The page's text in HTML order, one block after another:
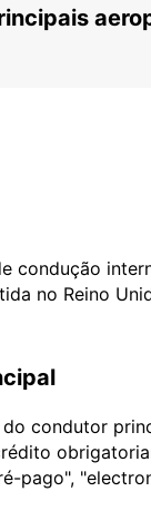
condução
no Reino
condutor